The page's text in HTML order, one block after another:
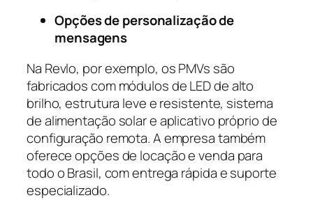
Opções de personalização de
mensagens
Na Revlo, por exemplo, os PMVs são
fabricados com módulos de LED de alto
brilho, estrutura leve e resistente, sistema
de alimentação solar e aplicativo próprio de
configuração remota. A empresa também
oferece opções de locação e venda para
todo o Brasil, com entrega rápida e suporte
especializado.